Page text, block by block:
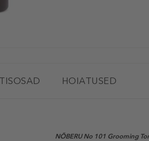
HOIATUSED
NÕBERU No 101 Grooming